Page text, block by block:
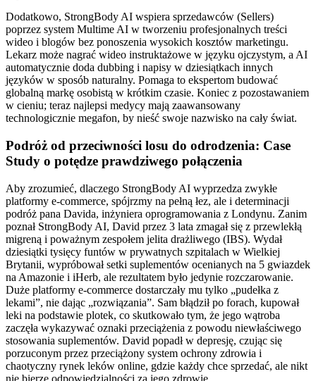
Dodatkowo, StrongBody AI wspiera sprzedawców (Sellers)
poprzez system Multime AI w tworzeniu profesjonalnych treści
wideo i blogów bez ponoszenia wysokich kosztów marketingu.
Lekarz może nagrać wideo instruktażowe w języku ojczystym, a AI
automatycznie doda dubbing i napisy w dziesiątkach innych
języków w sposób naturalny. Pomaga to ekspertom budować
globalną markę osobistą w krótkim czasie. Koniec z pozostawaniem
w cieniu; teraz najlepsi medycy mają zaawansowany
technologicznie megafon, by nieść swoje nazwisko na cały świat.
Podróż od przeciwności losu do odrodzenia: Case
Study o potędze prawdziwego połączenia
Aby zrozumieć, dlaczego StrongBody AI wyprzedza zwykłe
platformy e-commerce, spójrzmy na pełną łez, ale i determinacji
podróż pana Davida, inżyniera oprogramowania z Londynu. Zanim
poznał StrongBody AI, David przez 3 lata zmagał się z przewlekłą
migreną i poważnym zespołem jelita drażliwego (IBS). Wydał
dziesiątki tysięcy funtów w prywatnych szpitalach w Wielkiej
Brytanii, wypróbował setki suplementów ocenianych na 5 gwiazdek
na Amazonie i iHerb, ale rezultatem było jedynie rozczarowanie.
Duże platformy e-commerce dostarczały mu tylko „pudełka z
lekami”, nie dając „rozwiązania”. Sam błądził po forach, kupował
leki na podstawie plotek, co skutkowało tym, że jego wątroba
zaczęła wykazywać oznaki przeciążenia z powodu niewłaściwego
stosowania suplementów. David popadł w depresję, czując się
porzuconym przez przeciążony system ochrony zdrowia i
chaotyczny rynek leków online, gdzie każdy chce sprzedać, ale nikt
nie bierze odpowiedzialności za jego zdrowie.